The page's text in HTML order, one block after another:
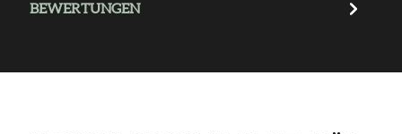
BEWERTUNGEN